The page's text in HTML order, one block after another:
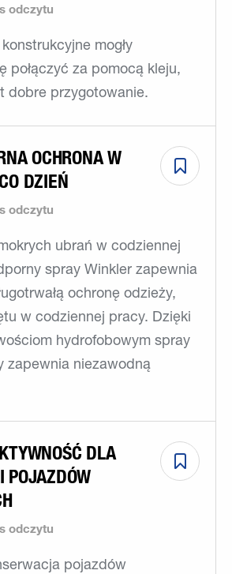
odczytu
mogły
połączyć za pomocą kleju,
dobre przygotowanie.
odczytu
OCHRONA W
DZIEŃ
ubrań w codziennej
spray Winkler zapewnia
ochronę odzieży,
w codziennej pracy. Dzięki
hydrofobowym spray
zapewnia niezawodną
odczytu
DLA
POJAZDÓW
pojazdów